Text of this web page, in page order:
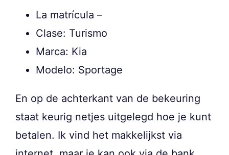
La matrícula –
Clase: Turismo
Marca: Kia
Modelo: Sportage
En op de achterkant van de bekeuring
staat keurig netjes uitgelegd hoe je kunt
betalen. Ik vind het makkelijkst via